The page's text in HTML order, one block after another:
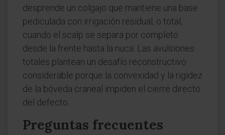
desprende un colgajo que mantiene una base
pediculada con irrigación residual, o total,
cuando el scalp se separa por completo
desde la frente hasta la nuca. Las avulsiones
totales plantean un desafío reconstructivo
considerable porque la convexidad y la rigidez
de la bóveda craneal impiden el cierre directo
del defecto.
Preguntas frecuentes